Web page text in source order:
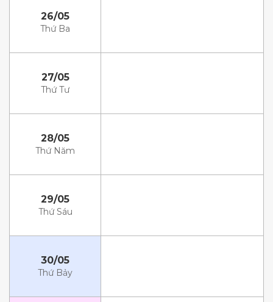
26/05
Thứ Ba
27/05
Thứ Tư
28/05
Thứ Năm
29/05
Thứ Sáu
30/05
Thứ Bảy